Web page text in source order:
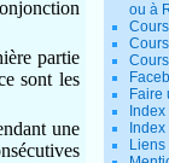
partie
sont les
une
ou à
Faire
Liens